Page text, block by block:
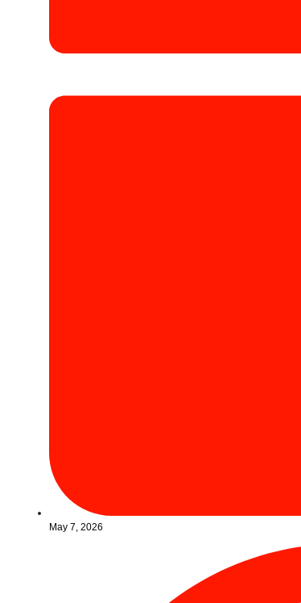
May 7, 2026